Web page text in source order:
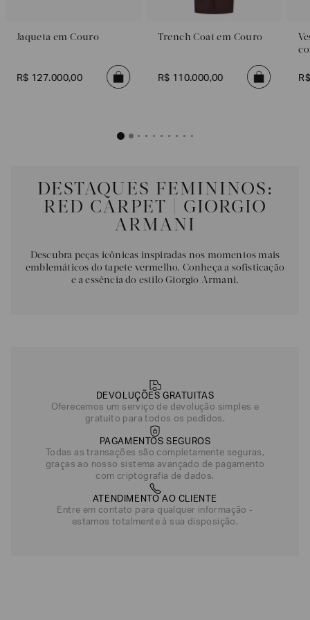
Jaqueta em Couro
R$ 127.000,00
Trench Coat em Couro
R$ 110.000,00
DESTAQUES FEMININOS:
RED CARPET | GIORGIO
ARMANI
Descubra peças icônicas inspiradas nos momentos mais
emblemáticos do tapete vermelho. Conheça a sofisticação
e a essência do estilo Giorgio Armani.
DEVOLUÇÕES GRATUITAS
Oferecemos um serviço de devolução simples e
gratuito para todos os pedidos.
PAGAMENTOS SEGUROS
Todas as transações são completamente seguras,
graças ao nosso sistema avançado de pagamento
com criptografia de dados.
ATENDIMENTO AO CLIENTE
Entre em contato para qualquer informação -
estamos totalmente à sua disposição.
Produtos